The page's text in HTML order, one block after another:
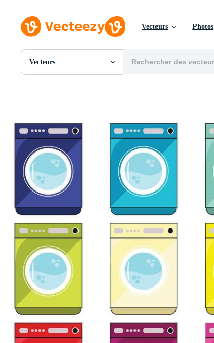
Vecteurs Photos
Vecteurs
Toutes Images
Modèles
Vecteurs
Vidéos
Motion graphics
Images Éditoriales
Événements Éditoriaux